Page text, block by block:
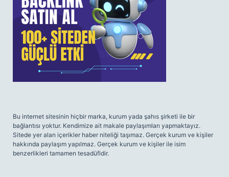
Bu internet sitesinin hiçbir marka, kurum yada şahıs şirketi ile bir
bağlantısı yoktur. Kendimize ait makale paylaşımları yapmaktayız.
Sitede yer alan içerikler haber niteliği taşımaz. Gerçek kurum ve kişiler
hakkında paylaşım yapılmaz. Gerçek kurum ve kişiler ile isim
benzerlikleri tamamen tesadüfidir.